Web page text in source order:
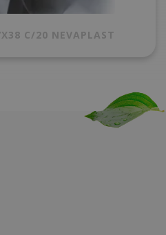
C/20 NEVAPLAST